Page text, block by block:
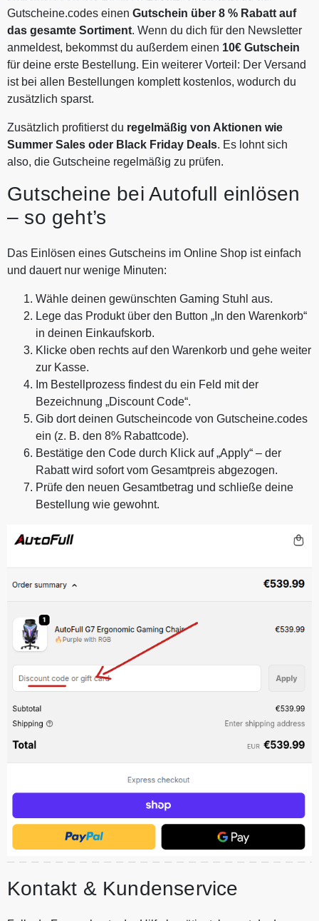
Gutscheine.codes einen Gutschein über 8 % Rabatt auf
das gesamte Sortiment. Wenn du dich für den Newsletter
anmeldest, bekommst du außerdem einen 10€ Gutschein
für deine erste Bestellung. Ein weiterer Vorteil: Der Versand
ist bei allen Bestellungen komplett kostenlos, wodurch du
zusätzlich sparst.
Zusätzlich profitierst du regelmäßig von Aktionen wie
Summer Sales oder Black Friday Deals. Es lohnt sich
also, die Gutscheine regelmäßig zu prüfen.
Gutscheine bei Autofull einlösen
– so geht’s
Das Einlösen eines Gutscheins im Online Shop ist einfach
und dauert nur wenige Minuten:
Wähle deinen gewünschten Gaming Stuhl aus.
Lege das Produkt über den Button „In den Warenkorb“
in deinen Einkaufskorb.
Klicke oben rechts auf den Warenkorb und gehe weiter
zur Kasse.
Im Bestellprozess findest du ein Feld mit der
Bezeichnung „Discount Code“.
Gib dort deinen Gutscheincode von Gutscheine.codes
ein (z. B. den 8% Rabattcode).
Bestätige den Code durch Klick auf „Apply“ – der
Rabatt wird sofort vom Gesamtpreis abgezogen.
Prüfe den neuen Gesamtbetrag und schließe deine
Bestellung wie gewohnt.
Kontakt & Kundenservice